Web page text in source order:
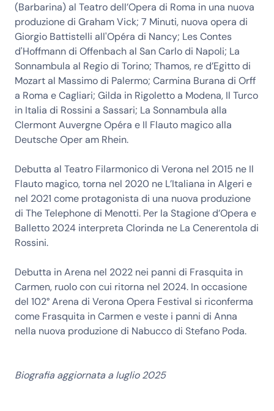
(Barbarina) al Teatro dell’Opera di Roma in una nuova
produzione di Graham Vick; 7 Minuti, nuova opera di
Giorgio Battistelli all'Opéra di Nancy; Les Contes
d'Hoffmann di Offenbach al San Carlo di Napoli; La
Sonnambula al Regio di Torino; Thamos, re d’Egitto di
Mozart al Massimo di Palermo; Carmina Burana di Orff
a Roma e Cagliari; Gilda in Rigoletto a Modena, Il Turco
in Italia di Rossini a Sassari; La Sonnambula alla
Clermont Auvergne Opéra e Il Flauto magico alla
Deutsche Oper am Rhein.
Debutta al Teatro Filarmonico di Verona nel 2015 ne Il
Flauto magico, torna nel 2020 ne L’Italiana in Algeri e
nel 2021 come protagonista di una nuova produzione
di The Telephone di Menotti. Per la Stagione d’Opera e
Balletto 2024 interpreta Clorinda ne La Cenerentola di
Rossini.
Debutta in Arena nel 2022 nei panni di Frasquita in
Carmen, ruolo con cui ritorna nel 2024. In occasione
del 102° Arena di Verona Opera Festival si riconferma
come Frasquita in Carmen e veste i panni di Anna
nella nuova produzione di Nabucco di Stefano Poda.
Biografia aggiornata a luglio 2025